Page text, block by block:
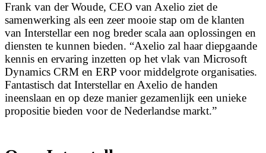
Frank van der Woude, CEO van Axelio ziet de
samenwerking als een zeer mooie stap om de klanten
van Interstellar een nog breder scala aan oplossingen en
diensten te kunnen bieden. “Axelio zal haar diepgaande
kennis en ervaring inzetten op het vlak van Microsoft
Dynamics CRM en ERP voor middelgrote organisaties.
Fantastisch dat Interstellar en Axelio de handen
ineenslaan en op deze manier gezamenlijk een unieke
propositie bieden voor de Nederlandse markt.”